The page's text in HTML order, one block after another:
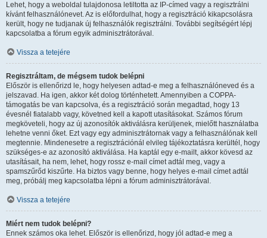
Lehet, hogy a weboldal tulajdonosa letiltotta az IP-címed vagy a regisztrálni
kívánt felhasználónevet. Az is előfordulhat, hogy a regisztráció kikapcsolásra
került, hogy ne tudjanak új felhasználók regisztrálni. További segítségért lépj
kapcsolatba a fórum egyik adminisztrátorával.
Vissza a tetejére
Regisztráltam, de mégsem tudok belépni
Először is ellenőrizd le, hogy helyesen adtad-e meg a felhasználóneved és a
jelszavad. Ha igen, akkor két dolog történhetett. Amennyiben a COPPA-
támogatás be van kapcsolva, és a regisztráció során megadtad, hogy 13
évesnél fiatalabb vagy, követned kell a kapott utasításokat. Számos fórum
megköveteli, hogy az új azonosítók aktiválásra kerüljenek, mielőtt használatba
lehetne venni őket. Ezt vagy egy adminisztrátornak vagy a felhasználónak kell
megtennie. Mindenesetre a regisztrációnál elvileg tájékoztatásra kerültél, hogy
szükséges-e az azonosító aktiválása. Ha kaptál egy e-mailt, akkor kövesd az
utasításait, ha nem, lehet, hogy rossz e-mail címet adtál meg, vagy a
spamszűrőd kiszűrte. Ha biztos vagy benne, hogy helyes e-mail címet adtál
meg, próbálj meg kapcsolatba lépni a fórum adminisztrátorával.
Vissza a tetejére
Miért nem tudok belépni?
Ennek számos oka lehet. Először is ellenőrizd, hogy jól adtad-e meg a